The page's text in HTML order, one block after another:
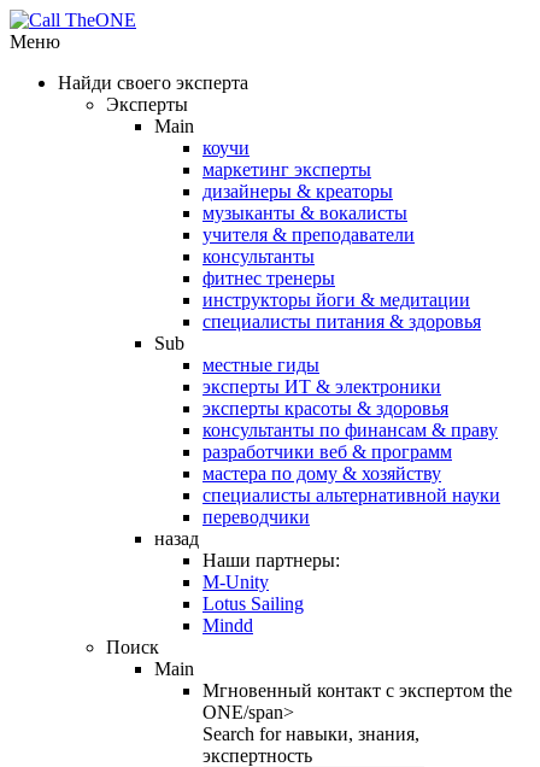
Меню
Найди своего эксперта
Эксперты
Main
коучи
маркетинг эксперты
дизайнеры & креаторы
музыканты & вокалисты
учителя & преподаватели
консультанты
фитнес тренеры
инструкторы йоги & медитации
специалисты питания & здоровья
Sub
местные гиды
эксперты ИТ & электроники
эксперты красоты & здоровья
консультанты по финансам & праву
разработчики веб & программ
мастера по дому & хозяйству
специалисты альтернативной науки
переводчики
назад
Наши партнеры:
M-Unity
Lotus Sailing
Mindd
Поиск
Main
Мгновенный контакт с экспертом the
ONE/span>
Search forнавыки, знания,
экспертность